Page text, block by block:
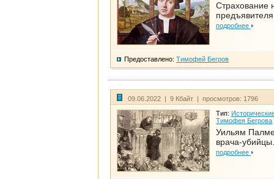
Страхование
предъявителя
подробнее
Предоставлено: Тимофей Бегров
09.06.2022 | 9 Кбайт | просмотров: 1796
Тип:
Тимофея Бегрова
Уильям
врача-
подробнее